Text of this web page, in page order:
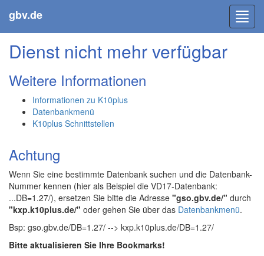
gbv.de
Dienst nicht mehr verfügbar
Weitere Informationen
Informationen zu K10plus
Datenbankmenü
K10plus Schnittstellen
Achtung
Wenn Sie eine bestimmte Datenbank suchen und die Datenbank-
Nummer kennen (hier als Beispiel die VD17-Datenbank:
...DB=1.27/), ersetzen Sie bitte die Adresse "gso.gbv.de/" durch
"kxp.k10plus.de/" oder gehen Sie über das Datenbankmenü.
Bsp: gso.gbv.de/DB=1.27/ --> kxp.k10plus.de/DB=1.27/
Bitte aktualisieren Sie Ihre Bookmarks!